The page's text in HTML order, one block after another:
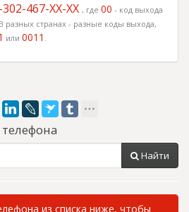
467-XX-XX , где 00 - код выхода
разных странах - разные коды выхода,
или 0011 .
Найти
из списка ниже, чтобы